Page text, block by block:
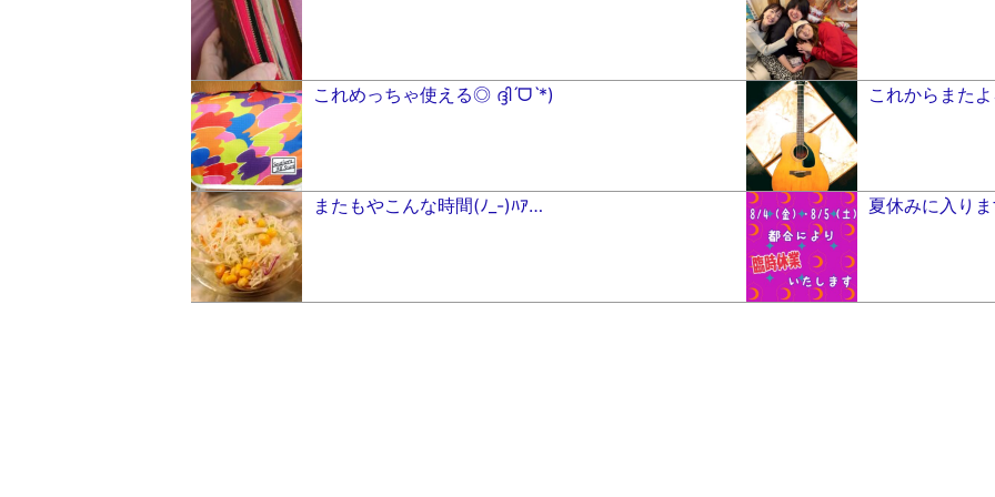
これめっちゃ使える◎ ദ്ദിˊᗜˋ*) これからまた
またもやこんな時間(ﾉ_-)ﾊｱ… 夏休みに入り